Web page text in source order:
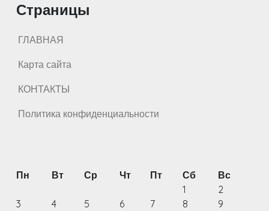
Страницы
ГЛАВНАЯ
Карта сайта
КОНТАКТЫ
Политика конфиденциальности
Пн Вт Ср Чт Пт Сб
Вс
1
2
3
4 5 6 7 8
9